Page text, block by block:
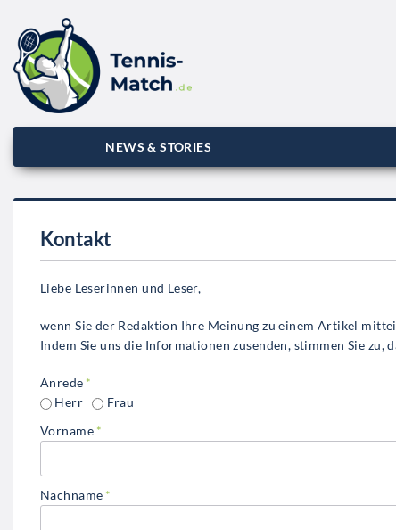
NEWS & STORIES
Kontakt
Liebe Leserinnen und Leser,
wenn Sie der Redaktion Ihre Meinung zu einem Artikel
Indem Sie uns die Informationen zusenden, stimmen Sie
Anrede
Herr
Frau
Vorname
Nachname